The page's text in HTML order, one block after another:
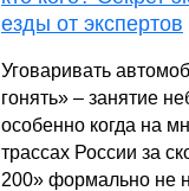
езды от экспертов
Уговаривать
гонять» – занятие
особенно когда на
трассах России за
200» формально не